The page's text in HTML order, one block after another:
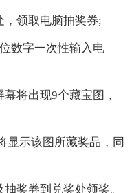
，领取电脑抽奖券;
数字一次性输入电
将出现9个藏宝图，
显示该图所藏奖品，同
奖券到兑奖处领奖。